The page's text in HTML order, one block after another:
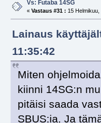
Vs: Futaba 14SG
« Vastaus #31 : 15
Lainaus
11:35:42
Miten
kiinni 14SG:n
pitäisi saada
SBUS:ia. Ja